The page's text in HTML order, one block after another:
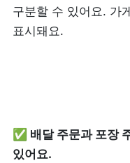
구분할 수 있어요. 가
표시돼요.
✅ 배달 주문과 포장
있어요.